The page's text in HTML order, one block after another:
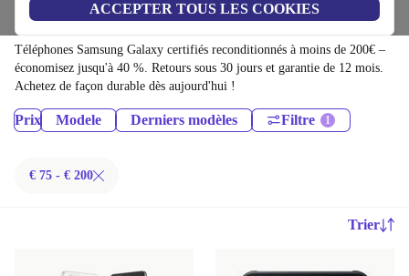
ACCEPTER TOUS LES COOKIES
Téléphones Samsung Galaxy:
Téléphones Samsung Galaxy certifiés reconditionnés à moins de 200€ –
économisez jusqu'à 40 %. Retours sous 30 jours et garantie de 12 mois.
Achetez de façon durable dès aujourd'hui !
Prix Modele Derniers modèles Filtre
€ 75 - € 200
Trier